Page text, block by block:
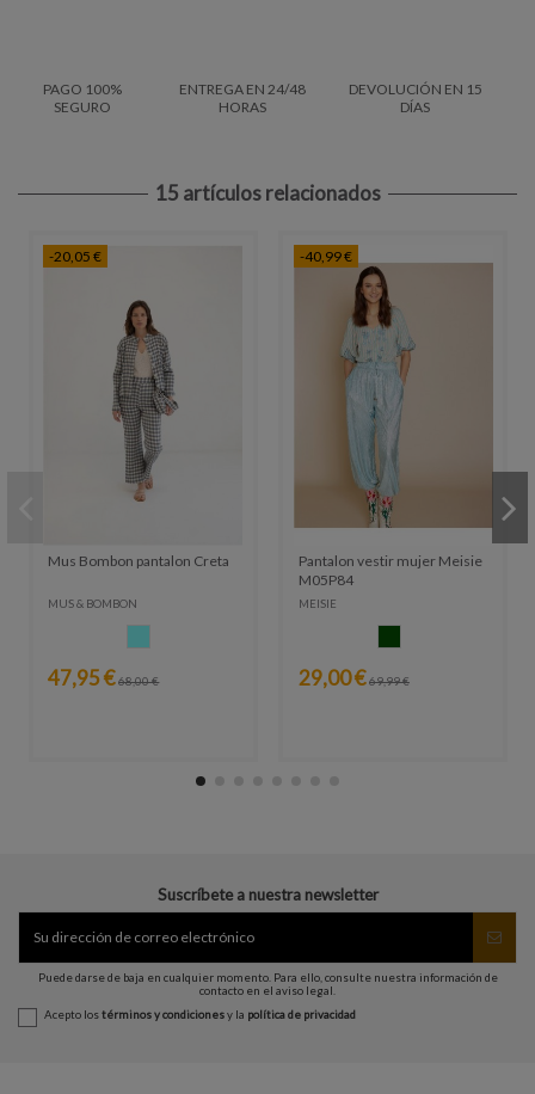
PAGO 100%
SEGURO
ENTREGA EN 24/48
HORAS
DEVOLUCIÓN EN 15
DÍAS
15 artículos relacionados
-20,05 €
Mus Bombon pantalon Creta
MUS & BOMBON
47,95 € 68,00 €
-40,99 €
Pantalon vestir mujer Meisie
M05P84
MEISIE
29,00 €69,99 €
Suscríbete a nuestra newsletter
Puede darse de baja en cualquier momento. Para ello, consulte nuestra información de
contacto en el aviso legal.
Acepto lostérminos y condicionesy la política de privacidad